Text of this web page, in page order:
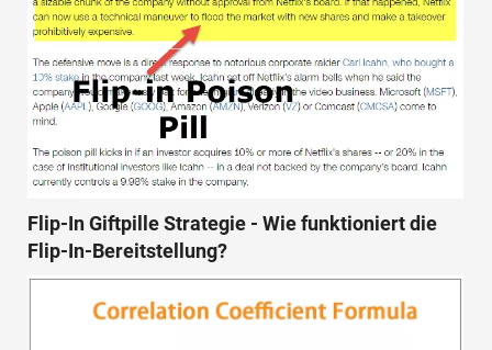
Flip-In Giftpille Strategie - Wie funktioniert die
Flip-In-Bereitstellung?